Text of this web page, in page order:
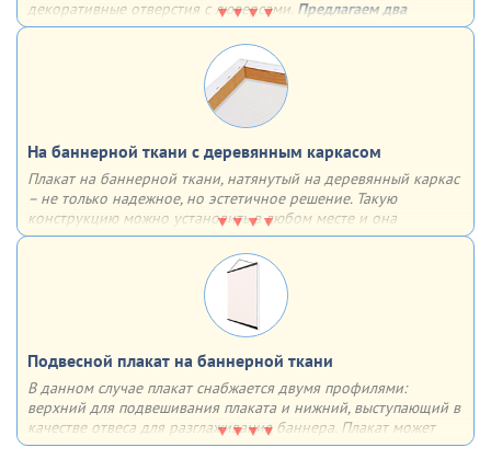
декоративные отверстия с люверсами. Предлагаем два
варианта установки люверсов:
с определенным шагом по всему периметру
На баннерной ткани c деревянным каркасом
Плакат на баннерной ткани, натянутый на деревянный каркас
– не только надежное, но эстетичное решение. Такую
конструкцию можно установить в любом месте и она
однозначно привлечет к себе внимание за счет необычного
Подвесной плакат на баннерной ткани
В данном случае плакат снабжается двумя профилями:
верхний для подвешивания плаката и нижний, выступающий в
качестве отвеса для разглаживания баннера. Плакат может
быть как односторонним, так и двусторонним. Плюсы – любой